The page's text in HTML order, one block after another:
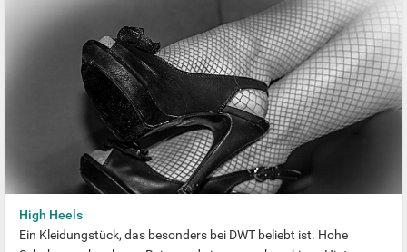
Gebärfähigkeit und das Vermögen auch in schlechten Zeiten die
Kinder durchzubringen. Beim Mann soll ein kräftiges Hinterteil für
die Fähigkeit erfolgreich zu jagen und eine Familie ernähren zu
können gestanden haben. Einer anderen Theorie zufolge fand die
Fortpflanzung in der Frühzeit der Menschheit "a tergo", also von
hinten statt. Aus dieser archaischen Begattungsweise hat sich bis
heute die Vorliebe vieler Männer für den weiblichen Po erhalten.
Welcher der beiden Ansätze der korrekte ist, wird sich
abschließend wohl kaum klären lassen. Sicher ist jedoch, dass
sowohl Männer als auch Frauen auch heute noch erst einmal auf
den Hintern eines möglichen Geschlechtspartners schauen und
sich danach für oder gegen ein sexuelles Abenteuer entscheiden.
High Heels
Ein Kleidungstück, das besonders bei DWT beliebt ist. Hohe